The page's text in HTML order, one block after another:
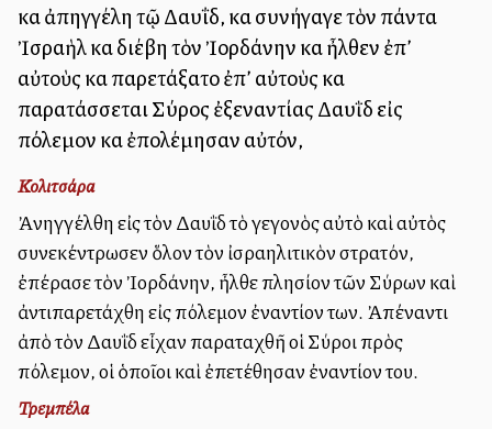
καὶ ἀπηγγέλη τῷ Δαυΐδ, καὶ συνήγαγε τὸν πάντα
Ἰσραὴλ καὶ διέβη τὸν Ἰορδάνην καὶ ἦλθεν ἐπ’
αὐτοὺς καὶ παρετάξατο ἐπ’ αὐτοὺς καὶ
παρατάσσεται Σύρος ἐξεναντίας Δαυῒδ εἰς
πόλεμον καὶ ἐπολέμησαν αὐτόν,
Κολιτσάρα
Ἀνηγγέλθη εἰς τὸν Δαυῒδ τὸ γεγονὸς αὐτὸ καὶ αὐτὸς
συνεκέντρωσεν ὅλον τὸν ἰσραηλιτικὸν στρατόν,
ἐπέρασε τὸν Ἰορδάνην, ἦλθε πλησίον τῶν Σύρων καὶ
ἀντιπαρετάχθη εἰς πόλεμον ἐναντίον των. Ἀπέναντι
ἀπὸ τὸν Δαυῒδ εἶχαν παραταχθῆ οἱ Σύροι πρὸς
πόλεμον, οἱ ὁποῖοι καὶ ἐπετέθησαν ἐναντίον του.
Τρεμπέλα